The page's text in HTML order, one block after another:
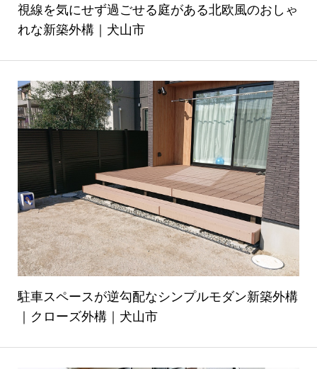
視線を気にせず過ごせる庭がある北欧風のおしゃ
れな新築外構｜犬山市
駐車スペースが逆勾配なシンプルモダン新築外構
｜クローズ外構｜犬山市